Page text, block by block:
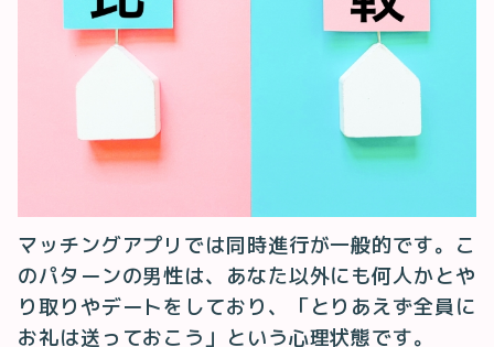
マッチングアプリでは同時進行が一般的です。こ
のパターンの男性は、あなた以外にも何人かとや
り取りやデートをしており、「とりあえず全員に
お礼は送っておこう」という心理状態です。